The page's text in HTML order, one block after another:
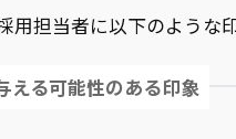
用担当者に以下のような
える可能性のある印象